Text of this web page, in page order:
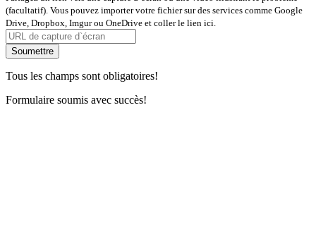
(facultatif). Vous pouvez importer votre fichier sur des services comme Google
Drive, Dropbox, Imgur ou OneDrive et coller le lien ici.
Soumettre
Tous les champs sont obligatoires!
Formulaire soumis avec succès!